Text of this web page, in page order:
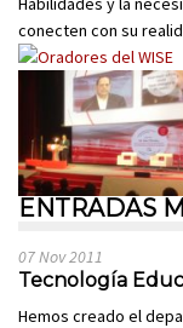
conecten con su
ENTRADAS
07 Nov 2011
Tecnología
Hemos creado el